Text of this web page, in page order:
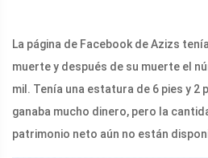
La página de Facebook de Azizs
muerte y después de su muerte el
mil. Tenía una estatura de 6 pies y 2
ganaba mucho dinero, pero la
patrimonio neto aún no están